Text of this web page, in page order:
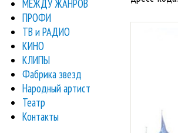
МЕЖДУ ЖАНРОВ
ПРОФИ
ТВ и РАДИО
КИНО
КЛИПЫ
Фабрика звезд
Народный артист
Театр
Контакты